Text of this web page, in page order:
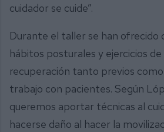
cuidador se cuide”.
Durante el taller se han ofrecido
hábitos posturales y ejercicios
recuperación tanto previos
trabajo con pacientes. Según
queremos aportar técnicas al
hacerse daño al hacer la